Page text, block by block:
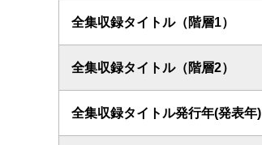
全集収録タイトル（階層1）
全集収録タイトル（階層2）
全集収録タイトル発行年(発表年)